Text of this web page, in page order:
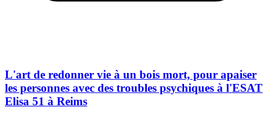
L'art de redonner vie à un bois mort, pour apaiser
les personnes avec des troubles psychiques à l'ESAT
Elisa 51 à Reims